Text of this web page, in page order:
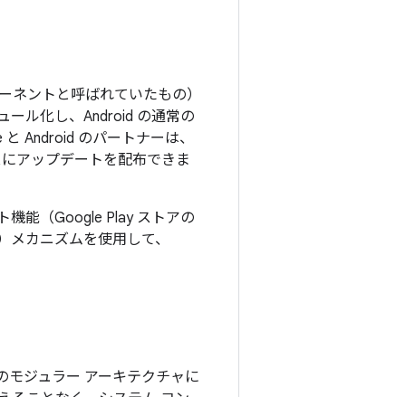
ネントと呼ばれていたもの）
ール化し、Android の通常の
Android のパートナーは、
アップデートを配布できま
機能（Google Play ストアの
カニズムを使用して、
モジュラー アーキテクチャに